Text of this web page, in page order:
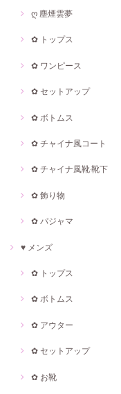
ღ 塵煙雲夢
✿ トップス
✿ ワンピース
✿ セットアップ
✿ ボトムス
✿ チャイナ風コート
✿ チャイナ風靴·靴下
✿ 飾り物
✿ パジャマ
♥ メンズ
✿ トップス
✿ ボトムス
✿ アウター
✿ セットアップ
✿ お靴